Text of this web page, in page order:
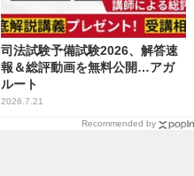
司法試験予備試験2026、解答速
報＆総評動画を無料公開…アガ
ルート
2026.7.21
Recommended by